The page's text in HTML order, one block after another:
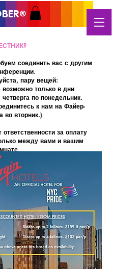
ER®
соединить вас с другим
пару вещей:
только в дни
по понедельник.
к нам на Файер-
во вторник.)
ответственности за оплату
между вами и вашим